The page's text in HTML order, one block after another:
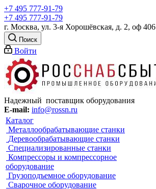
+7 495 777-91-79
+7 495 777-91-79
г. Москва, ул. 3-я Хорошёвская, д. 2, оф 406
Поиск
Войти
Надежный поставщик оборудования
E-mail: info@rossn.ru
Каталог
Металлообрабатывающие станки
Деревообрабатывающие станки
Специализированные станки
Компрессоры и компрессорное
оборудование
Грузоподъемное оборудование
Сварочное оборудование